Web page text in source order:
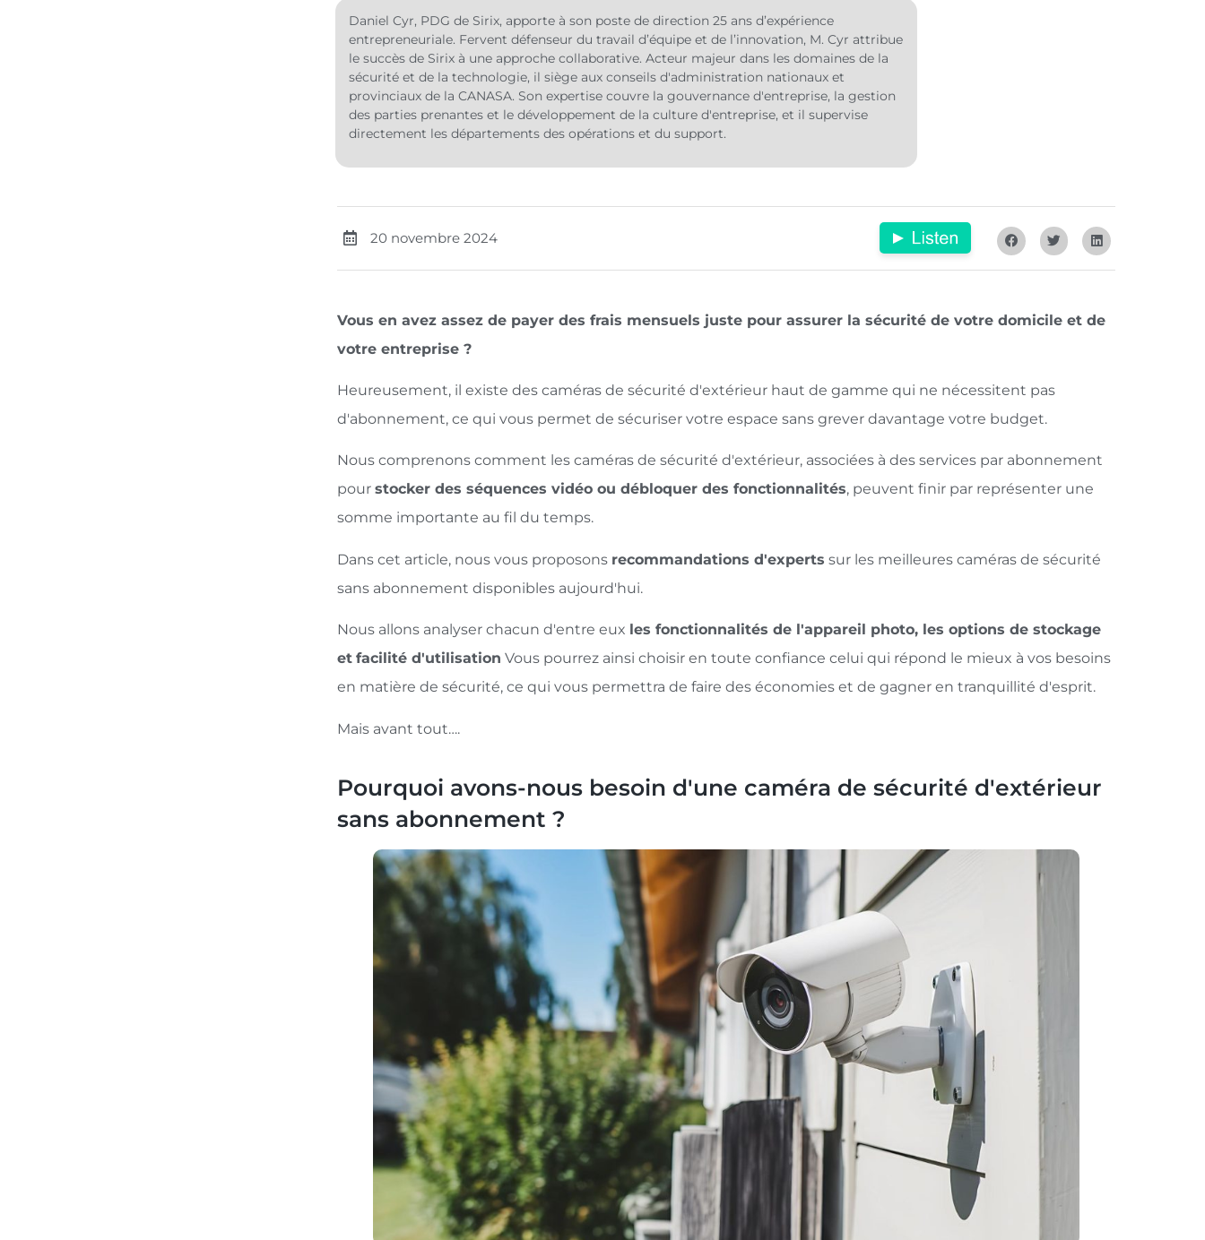
Daniel Cyr, PDG de Sirix, apporte à son poste de direction 25 ans d’expérience
entrepreneuriale. Fervent défenseur du travail d’équipe et de l’innovation, M. Cyr attribue
le succès de Sirix à une approche collaborative. Acteur majeur dans les domaines de la
sécurité et de la technologie, il siège aux conseils d'administration nationaux et
provinciaux de la CANASA. Son expertise couvre la gouvernance d'entreprise, la gestion
des parties prenantes et le développement de la culture d'entreprise, et il supervise
directement les départements des opérations et du support.
20 novembre 2024
Vous en avez assez de payer des frais mensuels juste pour assurer la sécurité de votre domicile et de
votre entreprise ?
Heureusement, il existe des caméras de sécurité d'extérieur haut de gamme qui ne nécessitent pas
d'abonnement, ce qui vous permet de sécuriser votre espace sans grever davantage votre budget.
Nous comprenons comment les caméras de sécurité d'extérieur, associées à des services par abonnement
pour stocker des séquences vidéo ou débloquer des fonctionnalités, peuvent finir par représenter une
somme importante au fil du temps.
Dans cet article, nous vous proposons recommandations d'experts sur les meilleures caméras de sécurité
sans abonnement disponibles aujourd'hui.
Nous allons analyser chacun d'entre eux les fonctionnalités de l'appareil photo, les options de stockage
et facilité d'utilisation Vous pourrez ainsi choisir en toute confiance celui qui répond le mieux à vos besoins
en matière de sécurité, ce qui vous permettra de faire des économies et de gagner en tranquillité d'esprit.
Mais avant tout….
Pourquoi avons-nous besoin d'une caméra de sécurité d'extérieur
sans abonnement ?